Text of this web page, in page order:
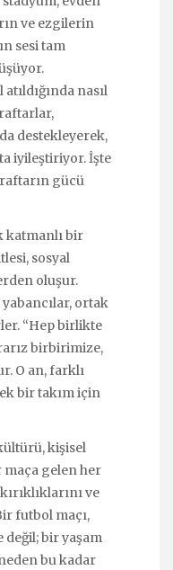
ve ezgilerin
sesi tam
nasıl
destekleyerek,
iyileştiriyor. İşte
gücü
katmanlı bir
sosyal
oluşur.
ortak
“Hep birlikte
birbirimize,
O an, farklı
bir takım için
kişisel
gelen her
ve
futbol maçı,
değil; bir yaşam
bu kadar